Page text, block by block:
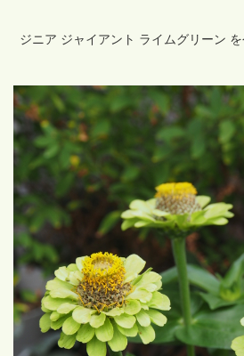
ジニア ジャイアント ライムグリーン を